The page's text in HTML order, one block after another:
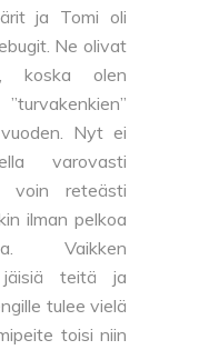
ja Tomi oli
Ne olivat
koska olen
Nyt ei
varovasti
voin reteästi
ilman pelkoa
Vaikken
jäisiä teitä ja
tulee vielä
toisi niin